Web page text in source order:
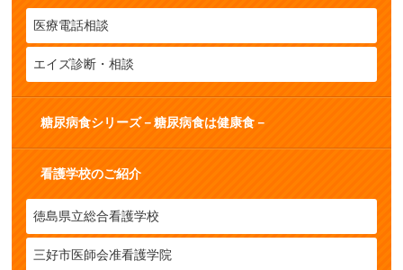
医療電話相談
エイズ診断・相談
糖尿病食シリーズ－糖尿病食は健康食－
看護学校のご紹介
徳島県立総合看護学校
三好市医師会准看護学院